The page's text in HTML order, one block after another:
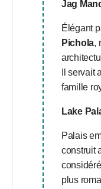
Jag
Élégant
Pichola,
Il servait
famille
Lake
Palais
construit
plus